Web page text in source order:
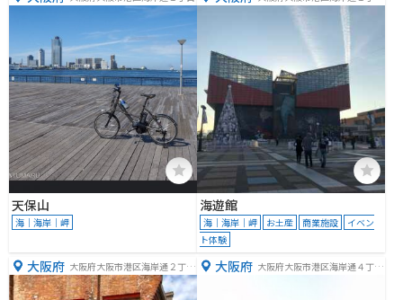
天保山
海｜海岸｜岬
海遊館
海｜海岸｜岬 お土産 商業施設
イベン
ト体験
大阪府 大阪府大阪市港区海岸通２丁目
６−３９
大阪府 大阪府大阪市港区海岸通４丁目